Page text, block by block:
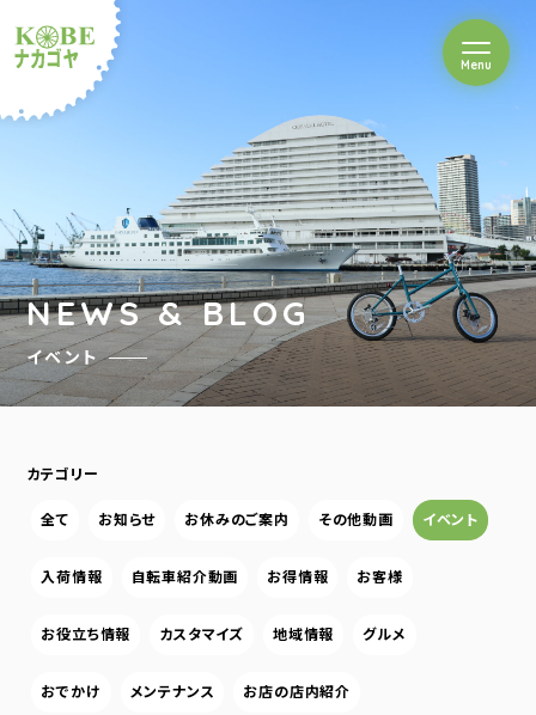
ルショップナカゴヤ
Menuを開閉
NEWS & BLOG
イベント
カテゴリー
全て お知らせ お休みのご案内 その他動画 イベント
入荷情報 自転車紹介動画 お得情報 お客様
お役立ち情報 カスタマイズ 地域情報 グルメ
おでかけ メンテナンス お店の店内紹介